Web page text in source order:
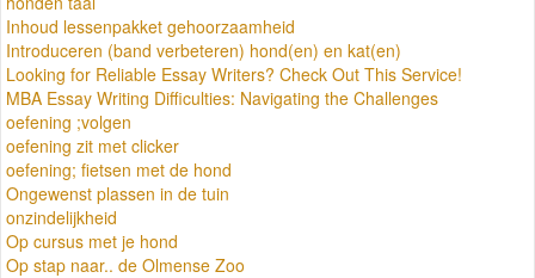
Inhoud lessenpakket gehoorzaamheid
Introduceren (band verbeteren) hond(en) en kat(en)
Looking for Reliable Essay Writers? Check Out This Service!
MBA Essay Writing Difficulties: Navigating the Challenges
oefening ;volgen
oefening zit met clicker
oefening; fietsen met de hond
Ongewenst plassen in de tuin
onzindelijkheid
Op cursus met je hond
Op stap naar.. de Olmense Zoo